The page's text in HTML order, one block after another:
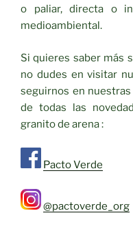
o paliar, directa o
medioambiental.
Si quieres saber más
no dudes en visitar
seguirnos en
de todas las
granito de arena :
Pacto Verde
@pactoverde_org